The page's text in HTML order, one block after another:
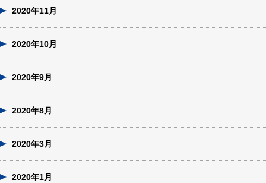
2020年11月
2020年10月
2020年9月
2020年8月
2020年3月
2020年1月